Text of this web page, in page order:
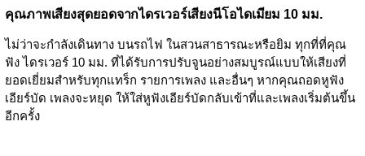
คุณภาพเสียงสุดยอดจากไดรเวอร์เสียงนีโอไดเมียม 10 มม.
ไม่ว่าจะกำลังเดินทาง บนรถไฟ ในสวนสาธารณะหรือยิม ทุกที่ที่คุณ
ฟัง ไดรเวอร์ 10 มม. ที่ได้รับการปรับจูนอย่างสมบูรณ์แบบให้เสียงที่
ยอดเยี่ยมสำหรับทุกแทร็ก รายการเพลง และอื่นๆ หากคุณถอดหูฟัง
เอียร์บัด เพลงจะหยุด ให้ใส่หูฟังเอียร์บัดกลับเข้าที่และเพลงเริ่มต้นขึ้น
อีกครั้ง